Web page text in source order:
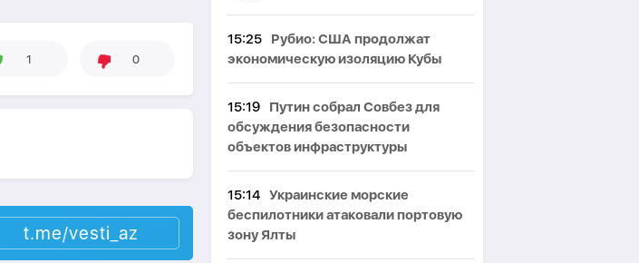
1 0
t.me/vesti_az
15:25
Рубио: США продолжат
экономическую изоляцию Кубы
15:19
Путин собрал Совбез для
обсуждения безопасности
объектов инфраструктуры
15:14 Украинские морские
беспилотники атаковали портовую
зону Ялты